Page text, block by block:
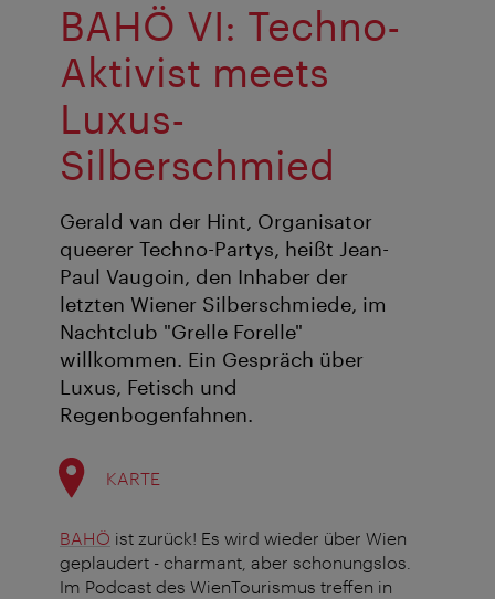
BAHÖ VI: Techno-
Aktivist meets
Luxus-
Silberschmied
Gerald van der Hint, Organisator
queerer Techno-Partys, heißt Jean-
Paul Vaugoin, den Inhaber der
letzten Wiener Silberschmiede, im
Nachtclub "Grelle Forelle"
willkommen. Ein Gespräch über
Luxus, Fetisch und
Regenbogenfahnen.
KARTE
BAHÖ ist zurück! Es wird wieder über Wien
geplaudert - charmant, aber schonungslos.
Im Podcast des WienTourismus treffen in